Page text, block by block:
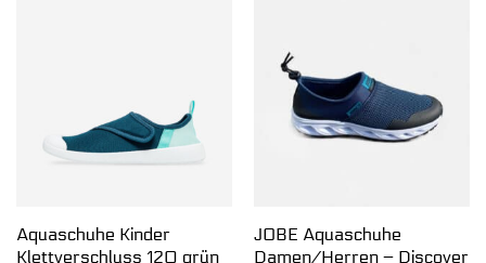
Aquaschuhe Kinder
Klettverschluss 120 grün
JOBE Aquaschuhe
Damen/Herren – Discover